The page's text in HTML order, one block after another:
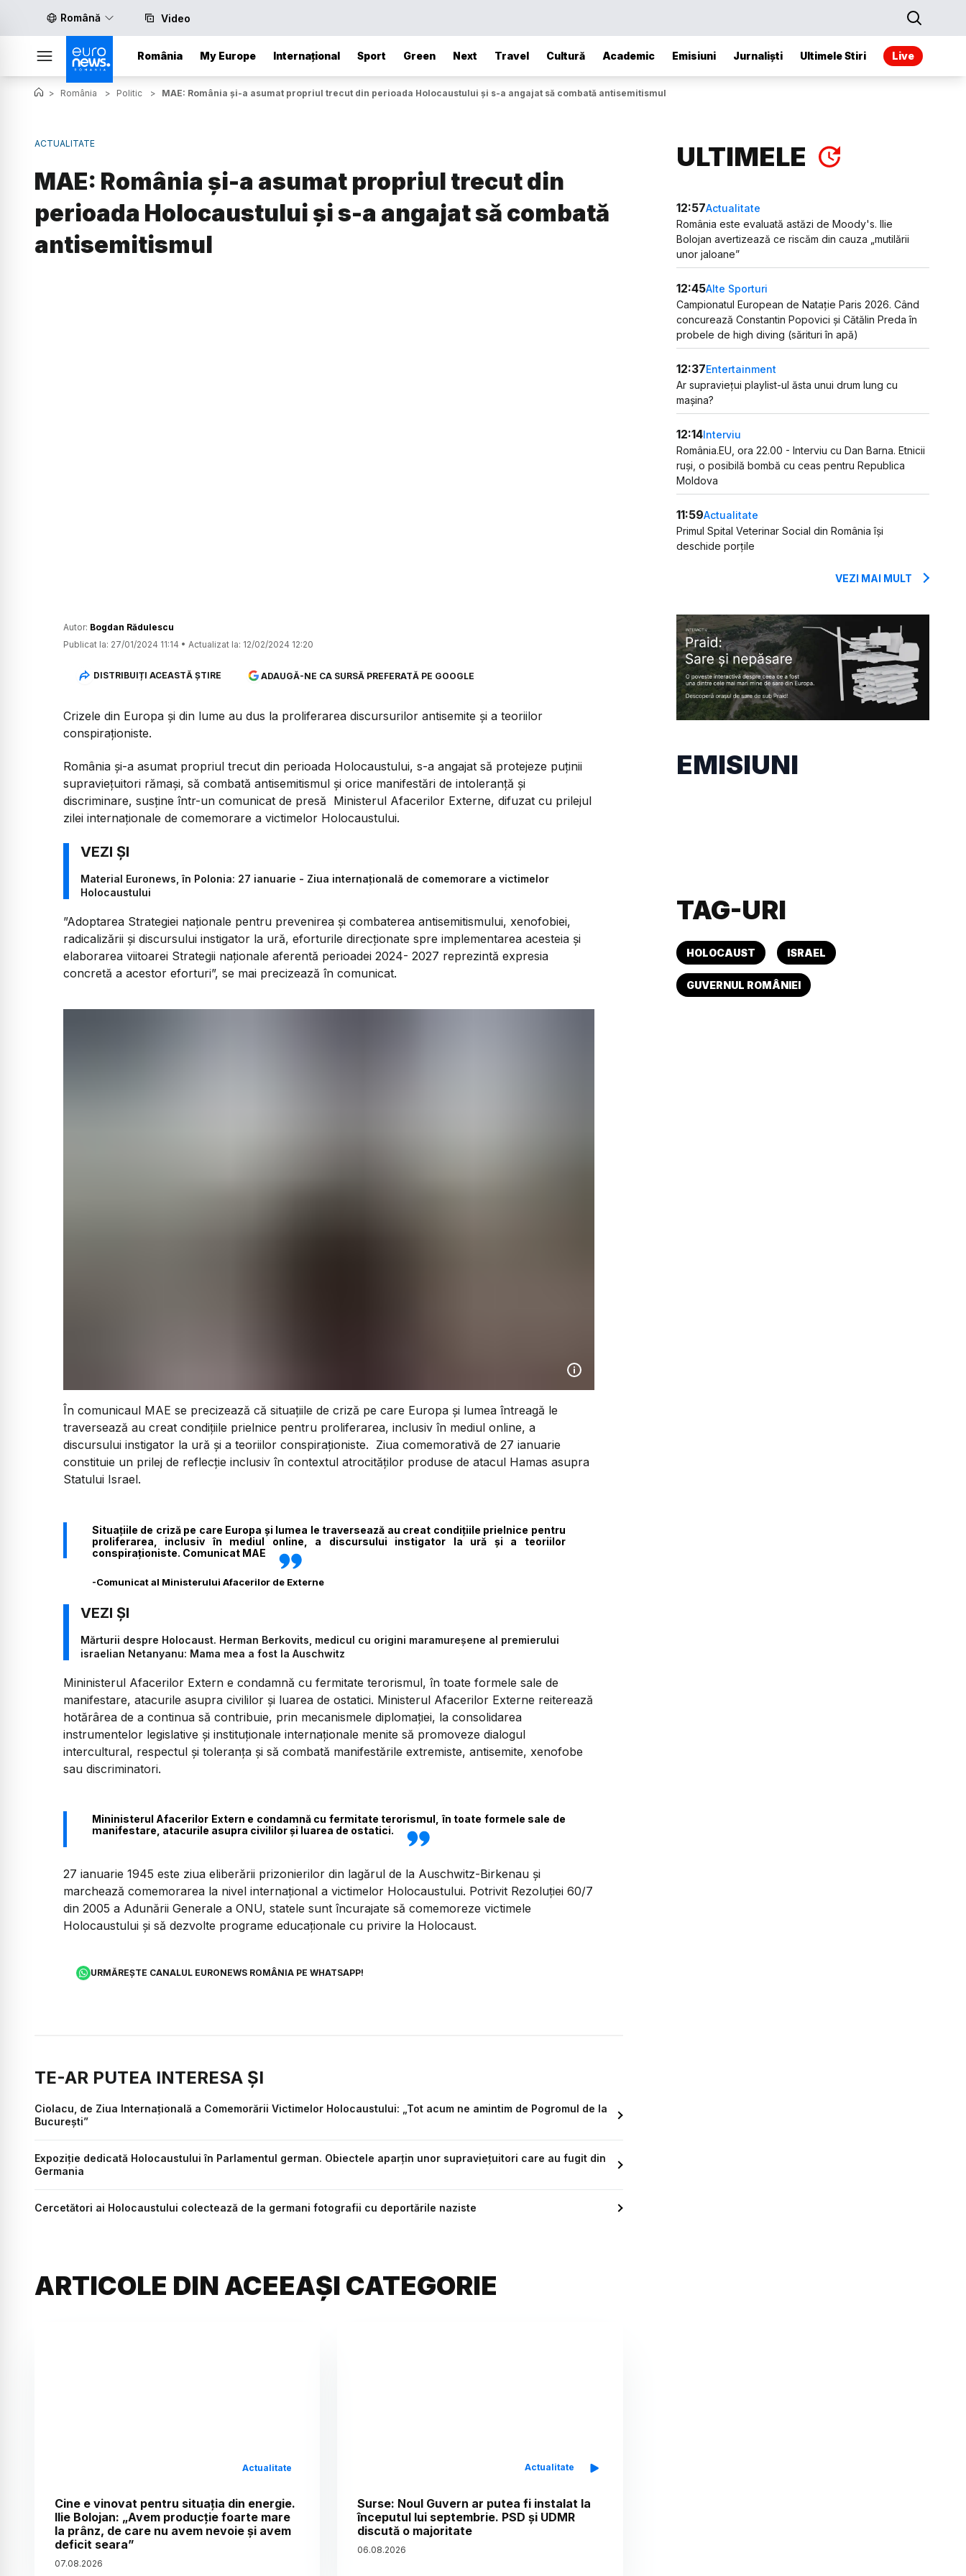
Română Video
România My Europe Internațional Sport Green Next Travel Cultură Academic Emisiuni Jurnaliști Ultimele Stiri Live
> România > Politic > MAE: România şi-a asumat propriul trecut din perioada Holocaustului și s-a angajat să combată antisemitismul
ACTUALITATE
MAE: România şi-a asumat propriul trecut din
perioada Holocaustului și s-a angajat să combată
antisemitismul
Autor: Bogdan Rădulescu
Publicat la: 27/01/2024 11:14 • Actualizat la: 12/02/2024 12:20
DISTRIBUIȚI ACEASTĂ ȘTIRE ADAUGĂ-NE CA SURSĂ PREFERATĂ PE GOOGLE
Crizele din Europa și din lume au dus la proliferarea discursurilor antisemite şi a teoriilor
conspiraţioniste.
România şi-a asumat propriul trecut din perioada Holocaustului, s-a angajat să protejeze puţinii
supravieţuitori rămaşi, să combată antisemitismul şi orice manifestări de intoleranţă şi
discriminare, susţine într-un comunicat de presă Ministerul Afacerilor Externe, difuzat cu prilejul
zilei internaţionale de comemorare a victimelor Holocaustului.
Material Euronews, în Polonia: 27 ianuarie - Ziua internaţională de comemorare a victimelor
Holocaustului
”Adoptarea Strategiei naţionale pentru prevenirea şi combaterea antisemitismului, xenofobiei,
radicalizării şi discursului instigator la ură, eforturile direcţionate spre implementarea acesteia şi
elaborarea viitoarei Strategii naţionale aferentă perioadei 2024- 2027 reprezintă expresia
concretă a acestor eforturi”, se mai precizează în comunicat.
În comunicaul MAE se precizează că situaţiile de criză pe care Europa și lumea întreagă le
traversează au creat condiţiile prielnice pentru proliferarea, inclusiv în mediul online, a
discursului instigator la ură şi a teoriilor conspiraţioniste. Ziua comemorativă de 27 ianuarie
constituie un prilej de reflecţie inclusiv în contextul atrocităţilor produse de atacul Hamas asupra
Statului Israel.
Situaţiile de criză pe care Europa și lumea le traversează au creat condiţiile prielnice pentru
proliferarea, inclusiv în mediul online, a discursului instigator la ură şi a teoriilor
conspiraţioniste. Comunicat MAE
-Comunicat al Ministerului Afacerilor de Externe
Mărturii despre Holocaust. Herman Berkovits, medicul cu origini maramureșene al premierului
israelian Netanyanu: Mama mea a fost la Auschwitz
Mininisterul Afacerilor Extern e condamnă cu fermitate terorismul, în toate formele sale de
manifestare, atacurile asupra civililor şi luarea de ostatici. Ministerul Afacerilor Externe reiterează
hotărârea de a continua să contribuie, prin mecanismele diplomaţiei, la consolidarea
instrumentelor legislative şi instituţionale internaţionale menite să promoveze dialogul
intercultural, respectul şi toleranţa şi să combată manifestările extremiste, antisemite, xenofobe
sau discriminatori.
Mininisterul Afacerilor Extern e condamnă cu fermitate terorismul, în toate formele sale de
manifestare, atacurile asupra civililor şi luarea de ostatici.
27 ianuarie 1945 este ziua eliberării prizonierilor din lagărul de la Auschwitz-Birkenau şi
marchează comemorarea la nivel internaţional a victimelor Holocaustului. Potrivit Rezoluţiei 60/7
din 2005 a Adunării Generale a ONU, statele sunt încurajate să comemoreze victimele
Holocaustului şi să dezvolte programe educaţionale cu privire la Holocaust.
URMĂREȘTE CANALUL EURONEWS ROMÂNIA PE WHATSAPP!
TE-AR PUTEA INTERESA ȘI
Ciolacu, de Ziua Internaţională a Comemorării Victimelor Holocaustului: „Tot acum ne amintim de Pogromul de la
Bucureşti”
Expoziție dedicată Holocaustului în Parlamentul german. Obiectele aparțin unor supraviețuitori care au fugit din
Germania
Cercetători ai Holocaustului colectează de la germani fotografii cu deportările naziste
ARTICOLE DIN ACEEAȘI CATEGORIE
Actualitate
Cine e vinovat pentru situația din energie.
Ilie Bolojan: „Avem producție foarte mare
la prânz, de care nu avem nevoie și avem
deficit seara”
07.08.2026
Actualitate
Surse: Noul Guvern ar putea fi instalat la
începutul lui septembrie. PSD și UDMR
discută o majoritate
06.08.2026
ULTIMELE
12:57Actualitate
România este evaluată astăzi de Moody's. Ilie
Bolojan avertizează ce riscăm din cauza „mutilării
unor jaloane”
12:45Alte Sporturi
Campionatul European de Natație Paris 2026. Când
concurează Constantin Popovici și Cătălin Preda în
probele de high diving (sărituri în apă)
12:37Entertainment
Ar supraviețui playlist-ul ăsta unui drum lung cu
mașina?
12:14Interviu
România.EU, ora 22.00 - Interviu cu Dan Barna. Etnicii
ruși, o posibilă bombă cu ceas pentru Republica
Moldova
11:59Actualitate
Primul Spital Veterinar Social din România își
deschide porțile
VEZI MAI MULT
EMISIUNI
TAG-URI
HOLOCAUST ISRAEL
GUVERNUL ROMÂNIEI